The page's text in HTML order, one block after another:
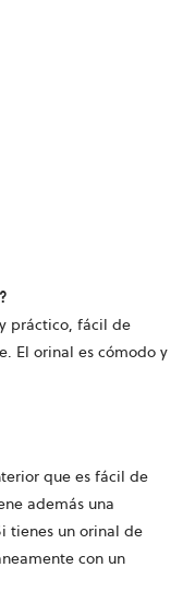
práctico, fácil de
El orinal es cómodo y
que es fácil de
además una
tienes un orinal de
con un